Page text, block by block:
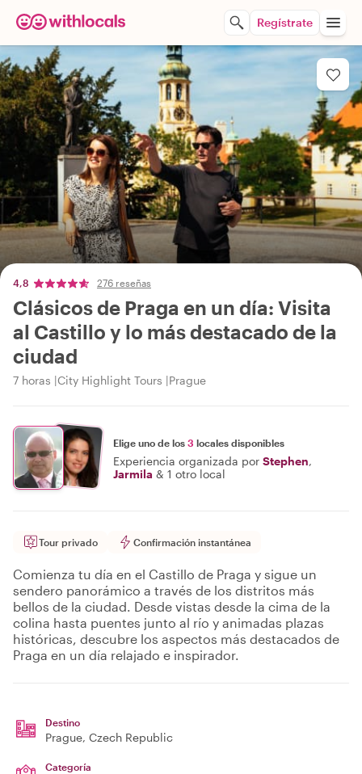
Regístrate
4,8 276 reseñas
Clásicos de Praga en un día: Visita
al Castillo y lo más destacado de la
ciudad
7 horas City Highlight Tours Prague
Elige uno de los 3 locales disponibles
Experiencia organizada por Stephen,
Jarmila & 1 otro local
Tour privado Confirmación instantánea
Comienza tu día en el Castillo de Praga y sigue un
sendero panorámico a través de los distritos más
bellos de la ciudad. Desde vistas desde la cima de la
colina hasta puentes junto al río y animadas plazas
históricas, descubre los aspectos más destacados de
Praga en un día relajado e inspirador.
Destino
Prague, Czech Republic
Categoría